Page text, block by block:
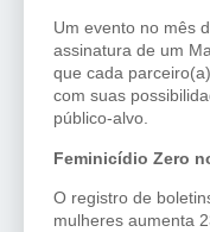
Um evento no mês
assinatura de um
que cada
com suas
público-alvo.
Feminicídio Zero
O registro de
mulheres aumenta